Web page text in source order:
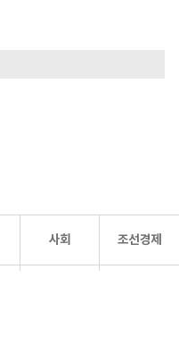
사회 조선경제